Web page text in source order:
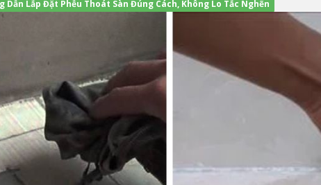
Dẫn Lắp Đặt Phễu Thoát Sàn Đúng Cách, Không Lo Tắc Nghẽn